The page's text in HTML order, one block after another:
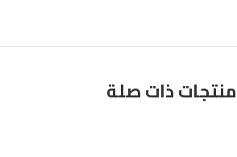
منتجات ذات صلة